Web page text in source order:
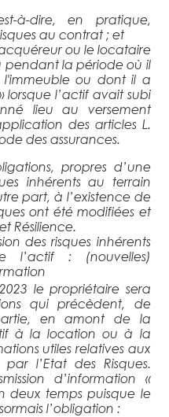
à-dire, en pratique,
au contrat ; et
ou le locataire
pendant la période où il
ou dont il a
lorsque l’actif avait subi
lieu au versement
des articles L.
des assurances.
propres d’une
inhérents au terrain
part, à l’existence de
ont été modifiées et
Résilience.
des risques inhérents
l’actif : (nouvelles)
le propriétaire sera
qui précèdent, de
en amont de la
à la location ou à la
utiles relatives aux
l’Etat des Risques.
d’information «
deux temps puisque le
l’obligation :